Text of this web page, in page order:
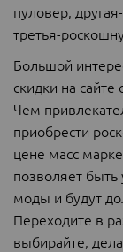
пуловер,
третья-
Большой
скидки на
Чем
приобрести
цене масс
позволяет
моды и будут
Переходите в
выбирайте,